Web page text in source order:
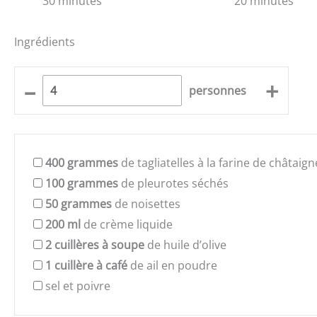
Ingrédients
– personnes +
400 grammes de tagliatelles à la farine de
100 grammes de pleurotes séchés
50 grammes de noisettes
200 ml de crème liquide
2 cuillères à soupe de huile d’olive
1 cuillère à café de ail en poudre
sel et poivre